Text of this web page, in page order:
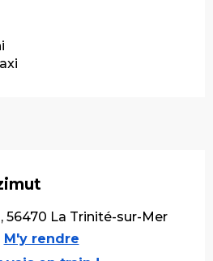
56470 La Trinité-sur-Mer
M'y rendre